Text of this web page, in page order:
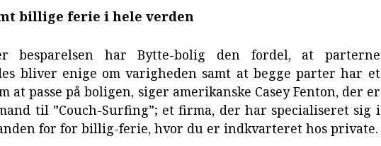
billige ferie i hele verden
besparelsen har Bytte-bolig den fordel, at parterne
bliver enige om varigheden samt at begge parter har et
at passe på boligen, siger amerikanske Casey Fenton, der er
til ”Couch-Surfing”; et firma, der har specialiseret sig i
for for billig-ferie, hvor du er indkvarteret hos private.